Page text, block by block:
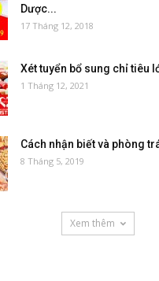
Dược...
17 Tháng 12, 2018
Xét tuyển bổ sung chỉ tiêu
1 Tháng 12, 2021
Cách nhận biết và phòng
8 Tháng 5, 2019
Xem thêm